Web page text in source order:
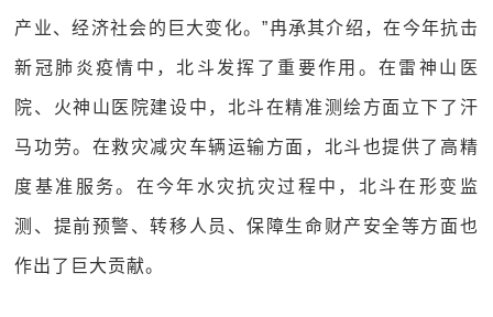
产业、经济社会的巨大变化。”冉承其介绍，在今年抗击
新冠肺炎疫情中，北斗发挥了重要作用。在雷神山医
院、火神山医院建设中，北斗在精准测绘方面立下了汗
马功劳。在救灾减灾车辆运输方面，北斗也提供了高精
度基准服务。在今年水灾抗灾过程中，北斗在形变监
测、提前预警、转移人员、保障生命财产安全等方面也
作出了巨大贡献。